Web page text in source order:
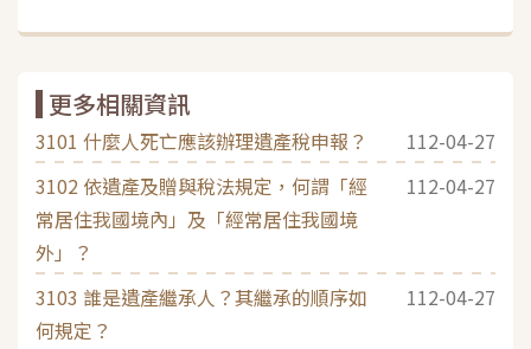
更多相關資訊
3101 什麼人死亡應該辦理遺產稅申報？
112-04-27
3102 依遺產及贈與稅法規定，何謂「經
常居住我國境內」及「經常居住我國境
外」？
112-04-27
3103 誰是遺產繼承人？其繼承的順序如
何規定？
112-04-27